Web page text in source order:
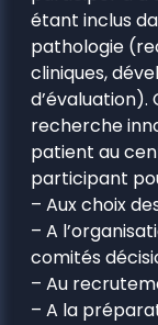
étant inclus
pathologie
cliniques,
d’évaluation).
recherche
patient au
participant
– Aux choix
– A
comités
– Au
– A la